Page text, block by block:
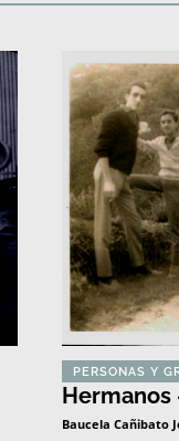
PERSONAS Y
Hermanos
Baucela Cañibato